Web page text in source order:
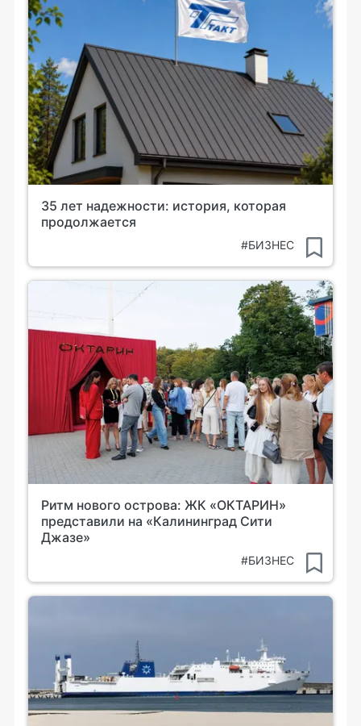
35 лет надежности: история, которая
продолжается
#БИЗНЕС
Ритм нового острова: ЖК «ОКТАРИН»
представили на «Калининград Сити
Джазе»
#БИЗНЕС